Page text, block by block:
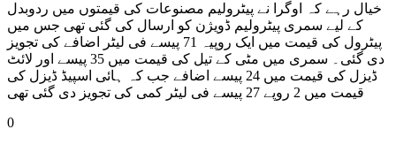
خیال رہے کہ اوگرا نے پیٹرولیم مصنوعات کی قیمتوں میں ردوبدل
کے لیے سمری پیٹرولیم ڈویژن کو ارسال کی گئی تھی جس میں
پیٹرول کی قیمت میں ایک روپیہ 71 پیسے فی لیٹر اضافے کی تجویز
دی گئی۔ سمری میں مٹی کے تیل کی قیمت میں 35 پیسے اور لائٹ
ڈیزل کی قیمت میں 24 پیسے اضافے جب کہ ہائی اسپیڈ ڈیزل کی
قیمت میں 2 روپے 27 پیسے فی لیٹر کمی کی تجویز دی گئی تھی
0